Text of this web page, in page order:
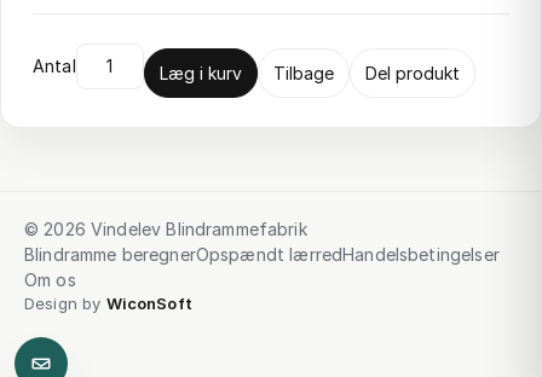
Antal Læg i kurv Tilbage Del produkt
© 2026 Vindelev Blindrammefabrik
Blindramme beregnerOpspændt lærredHandelsbetingelser
Om os
Design by WiconSoft